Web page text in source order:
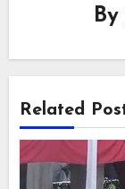
By
Related